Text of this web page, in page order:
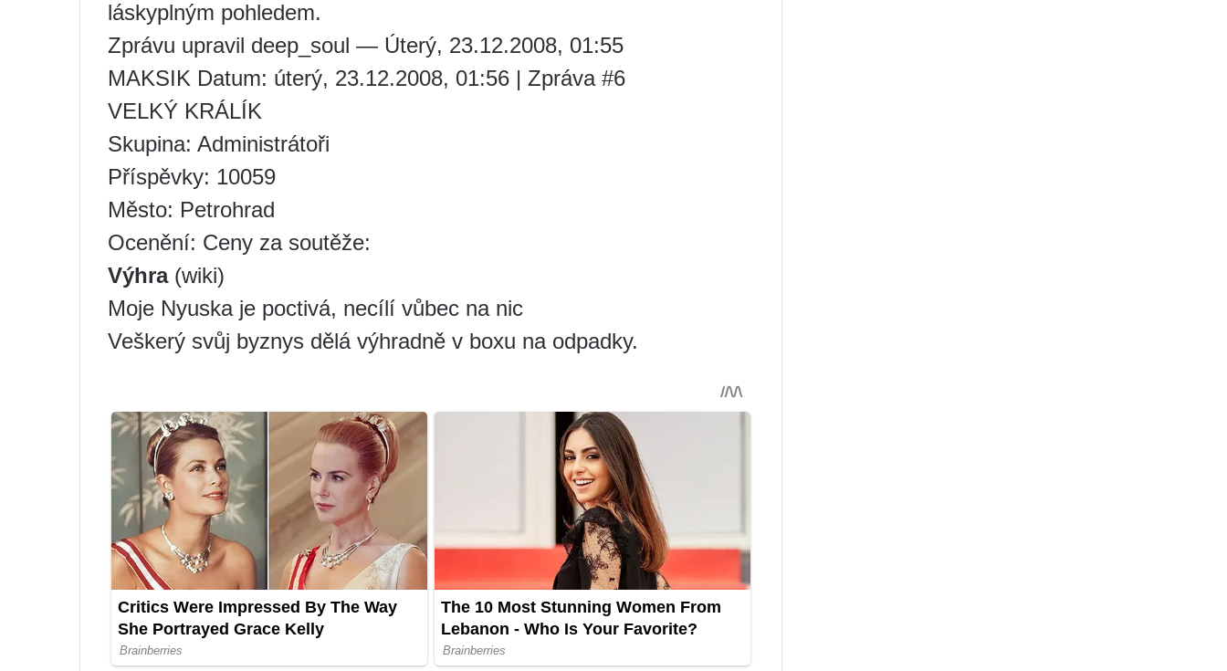
láskyplným pohledem.
Zprávu upravil deep_soul — Úterý, 23.12.2008, 01:55
MAKSIK Datum: úterý, 23.12.2008, 01:56 | Zpráva #6
VELKÝ KRÁLÍK
Skupina: Administrátoři
Příspěvky: 10059
Město: Petrohrad
Ocenění: Ceny za soutěže:
Výhra(wiki)
Moje Nyuska je poctivá, necílí vůbec na nic
Veškerý svůj byznys dělá výhradně v boxu na odpadky.